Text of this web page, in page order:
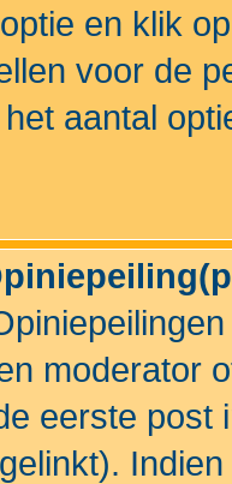
en klik
voor de
aantal
moderator
eerste post